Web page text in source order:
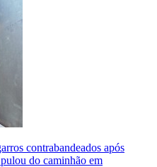
contrabandeados após
do caminhão em